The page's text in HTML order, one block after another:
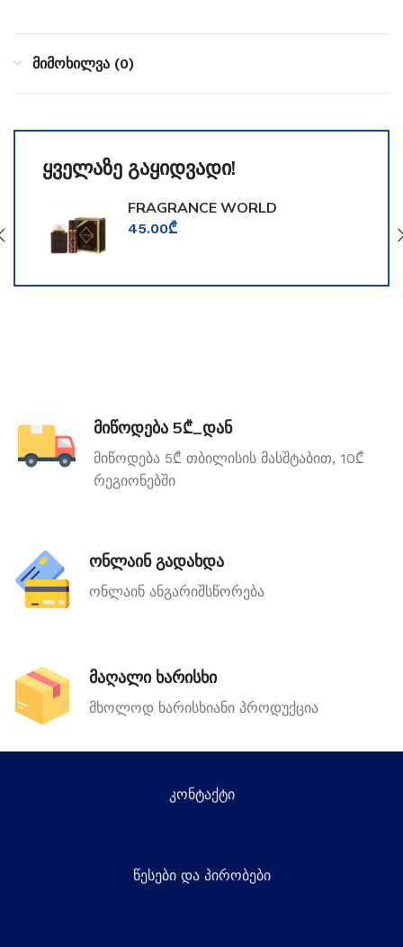
მიმოხილვა (0)
ყველაზე გაყიდვადი!
FRAGRANCE WORLD
TOOMFORD
45.00₾
მიწოდება 5₾_დან
მიწოდება 5₾ თბილისის მასშტაბით, 10₾
რეგიონებში
ონლაინ გადახდა
ონლაინ ანგარიშსწორება
მაღალი ხარისხი
მხოლოდ ხარისხიანი პროდუქცია
კონტაქტი
წესები და პირობები